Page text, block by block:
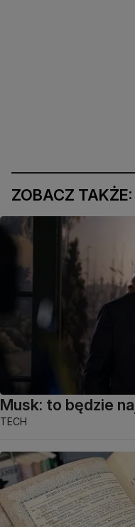
ZOBACZ TAKŻE:
Musk: to będzie
TECH